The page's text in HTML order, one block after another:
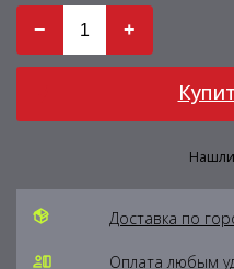
− +
Доставка по
Оплата любым